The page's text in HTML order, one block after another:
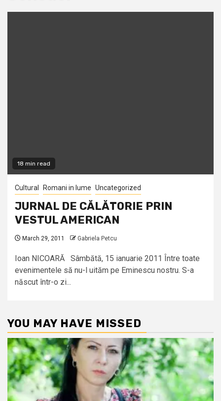
18 min read
Cultural Romani in lume Uncategorized
JURNAL DE CĂLĂTORIE PRIN
VESTUL AMERICAN
March 29, 2011 Gabriela Petcu
Ioan NICOARĂ Sâmbătă, 15 ianuarie 2011 Între toate
evenimentele să nu-l uităm pe Eminescu nostru. S-a
născut într-o zi...
YOU MAY HAVE MISSED